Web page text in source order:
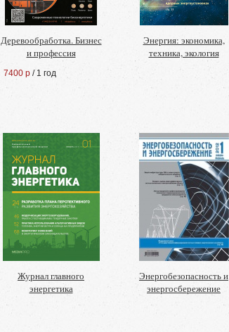
Деревообработка. Бизнес
и профессия
7400 р / 1 год
Энергия: экономика,
техника, экология
Журнал главного
энергетика
Энергобезопасность и
энергосбережение